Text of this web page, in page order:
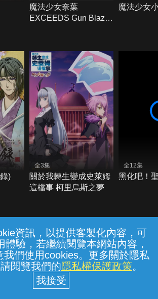
資訊，以提供客製化內容，可
體驗，若繼續閱覽本網站內容，
我們使用cookies。更多關於隱私
閱覽我們的隱私權保護政策。
魔法少女奈葉
EXCEEDS Gun Blaze
魔法少女
)
全3集
關於我轉生變成史萊姆
這檔事 柯里烏斯之夢
全12集
黑化吧！
上客服 服務條款 隱私權保護
股份有限公司個人家庭分公司
編號：96979949) © 2026
{{notifyMsg}}